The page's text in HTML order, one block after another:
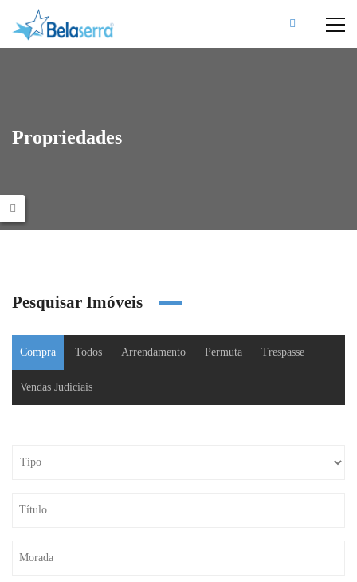
Propriedades
Pesquisar Imóveis
Compra Todos Arrendamento Permuta Trespasse
Vendas Judiciais